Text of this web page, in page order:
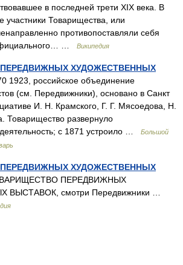
в последней трети XIX века. В
участники Товарищества, или
противопоставляли себя
…
Википедия
ХУДОЖЕСТВЕННЫХ
1923, российское объединение
(см. Передвижники), основано в Санкт
И. Н. Крамского, Г. Г. Мясоедова, Н.
Товарищество развернуло
с 1871 устроило …
Большой
ХУДОЖЕСТВЕННЫХ
ПЕРЕДВИЖНЫХ
смотри Передвижники …